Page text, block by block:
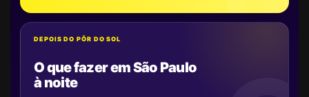
DEPOIS DO PÔR DO SOL
O que fazer em São Paulo
à noite